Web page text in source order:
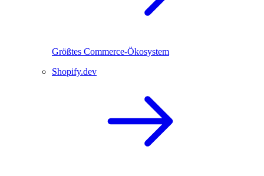
Größtes Commerce-Ökosystem
Shopify.dev